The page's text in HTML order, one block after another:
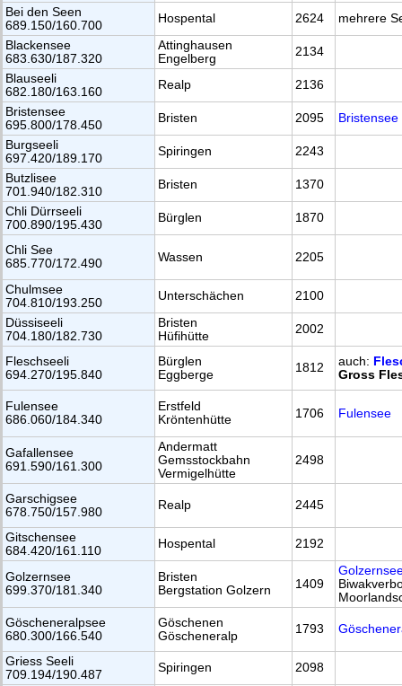
Bei den Seen
689.150/160.700
Hospental 2624
mehrere
Blackensee
683.630/187.320
Attinghausen
Engelberg
2134
Blauseeli
682.180/163.160
Realp
2136
Bristensee
695.800/178.450
Bristen 2095
Bristensee
Burgseeli
697.420/189.170
Spiringen
2243
Butzlisee
701.940/182.310
Bristen
1370
Chli Dürrseeli
700.890/195.430
Bürglen 1870
Chli See
685.770/172.490
Wassen 2205
Chulmsee
704.810/193.250
Unterschächen
2100
Düssiseeli
704.180/182.730
Bristen
Hüfihütte
2002
Fleschseeli
694.270/195.840
Bürglen
Eggberge
1812 auch:
Gross
Fulensee
686.060/184.340
Erstfeld
Kröntenhütte
1706 Fulensee
Gafallensee
691.590/161.300
Andermatt
Gemsstockbahn
Vermigelhütte
2498
Garschigsee
678.750/157.980
Realp 2445
Gitschensee
684.420/161.110
Hospental 2192
Golzernsee
699.370/181.340
Bristen
Bergstation Golzern
1409
Göscheneralpsee
680.300/166.540
Göschenen
Göscheneralp
1793
Griess Seeli
709.194/190.487
Spiringen
2098